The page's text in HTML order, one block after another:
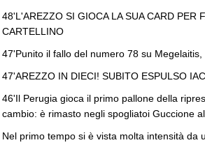
48'L'AREZZO SI GIOCA LA SUA CARD PER
CARTELLINO
47'Punito il fallo del numero 78 su
47'AREZZO IN DIECI! SUBITO ESPULSO
46'Il Perugia gioca il primo pallone della
cambio: è rimasto negli spogliatoi Guccione
Nel primo tempo si è vista molta intensità da